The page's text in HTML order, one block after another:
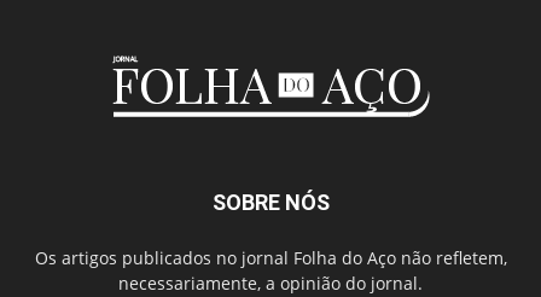
SOBRE NÓS
Os artigos publicados no jornal Folha do Aço não refletem,
necessariamente, a opinião do jornal.